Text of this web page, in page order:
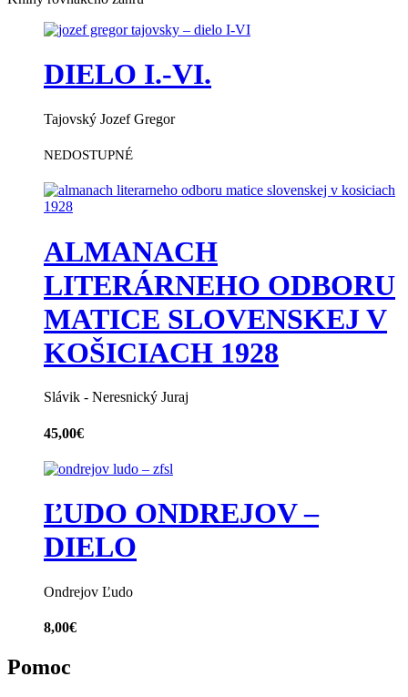
DIELO I.-VI.
Tajovský Jozef Gregor
NEDOSTUPNÉ
ALMANACH
LITERÁRNEHO ODBORU
MATICE SLOVENSKEJ V
KOŠICIACH 1928
Slávik - Neresnický Juraj
45,00€
ĽUDO ONDREJOV –
DIELO
Ondrejov Ľudo
8,00€
Pomoc